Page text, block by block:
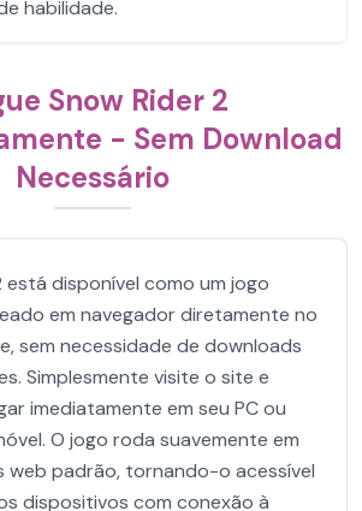
habilidade.
Snow Rider 2
- Sem Download
Necessário
está disponível como um jogo
em navegador diretamente no
sem necessidade de downloads
Simplesmente visite o site e
imediatamente em seu PC ou
O jogo roda suavemente em
web padrão, tornando-o acessível
dispositivos com conexão à